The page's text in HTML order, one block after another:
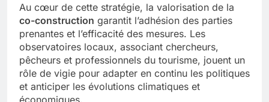
Au cœur de cette stratégie, la valorisation de la
co-construction garantit l’adhésion des parties
prenantes et l’efficacité des mesures. Les
observatoires locaux, associant chercheurs,
pêcheurs et professionnels du tourisme, jouent un
rôle de vigie pour adapter en continu les politiques
et anticiper les évolutions climatiques et
économiques.